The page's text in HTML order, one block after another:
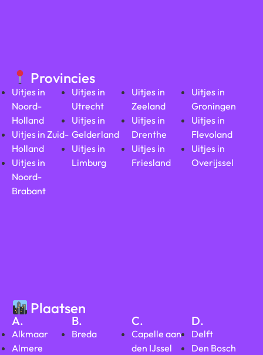
Provincies
Uitjes in
Noord-
Holland
Uitjes in Zuid-
Holland
Uitjes in
Noord-
Brabant
Uitjes in
Utrecht
Uitjes in
Gelderland
Uitjes in
Limburg
Uitjes in
Zeeland
Uitjes in
Drenthe
Uitjes in
Friesland
Uitjes in
Groningen
Uitjes in
Flevoland
Uitjes in
Overijssel
Plaatsen
A.
Alkmaar
Almere
B.
Breda
C.
Capelle aan
den IJssel
D.
Delft
Den Bosch